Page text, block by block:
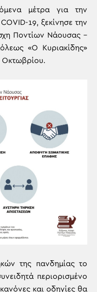
μέτρα για την
19, ξεκίνησε την
Ποντίων Νάουσας –
«Ο Κυριακίδης»
Οκτωβρίου.
της πανδημίας το
περιορισμένο
και οδηγίες θα